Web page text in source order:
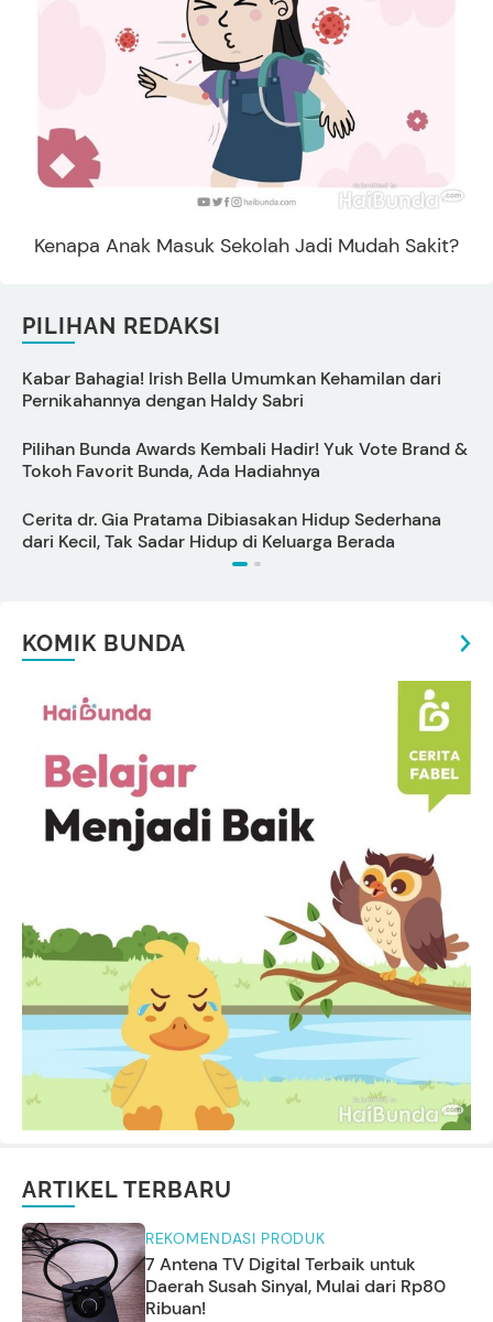
Kenapa Anak Masuk Sekolah Jadi Mudah Sakit?
PILIHAN REDAKSI
Kabar Bahagia! Irish Bella Umumkan Kehamilan dari
Pernikahannya dengan Haldy Sabri
Pilihan Bunda Awards Kembali Hadir! Yuk Vote Brand &
Tokoh Favorit Bunda, Ada Hadiahnya
Cerita dr. Gia Pratama Dibiasakan Hidup Sederhana
dari Kecil, Tak Sadar Hidup di Keluarga Berada
KOMIK BUNDA
ARTIKEL TERBARU
REKOMENDASI PRODUK
7 Antena TV Digital Terbaik untuk
Daerah Susah Sinyal, Mulai dari Rp80
Ribuan!